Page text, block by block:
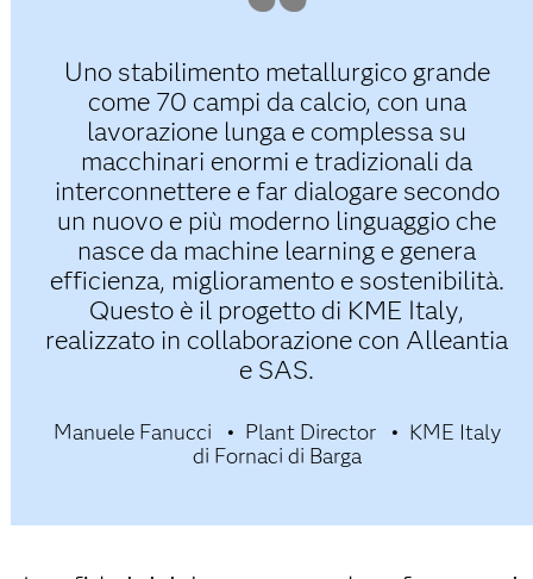
Uno stabilimento metallurgico grande
come 70 campi da calcio, con una
lavorazione lunga e complessa su
macchinari enormi e tradizionali da
interconnettere e far dialogare secondo
un nuovo e più moderno linguaggio che
nasce da machine learning e genera
efficienza, miglioramento e sostenibilità.
Questo è il progetto di KME Italy,
realizzato in collaborazione con Alleantia
e SAS.
Manuele Fanucci Plant Director
KME Italy
di Fornaci di Barga